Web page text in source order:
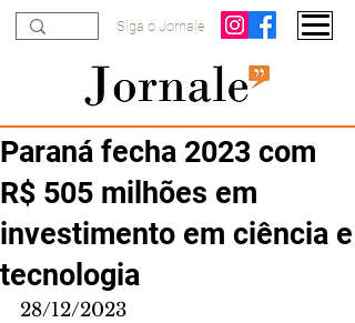
Siga o Jornale
Paraná fecha 2023 com
R$ 505 milhões em
investimento em ciência e
tecnologia
28/12/2023